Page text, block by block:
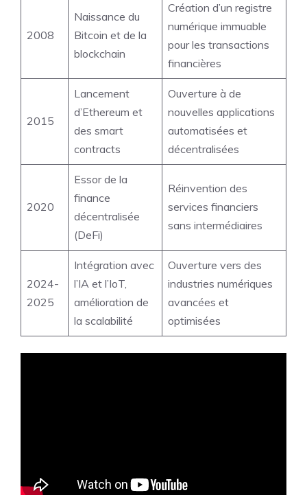
2008
Naissance du
Bitcoin et de la
blockchain
Création d’un registre
numérique immuable
pour les transactions
financières
2015
Lancement
d’Ethereum et
des smart
contracts
Ouverture à de
nouvelles applications
automatisées et
décentralisées
2020
Essor de la
finance
décentralisée
(DeFi)
Réinvention des
services financiers
sans intermédiaires
2024-
2025
Intégration avec
l’IA et l’IoT,
amélioration de
la scalabilité
Ouverture vers des
industries numériques
avancées et
optimisées